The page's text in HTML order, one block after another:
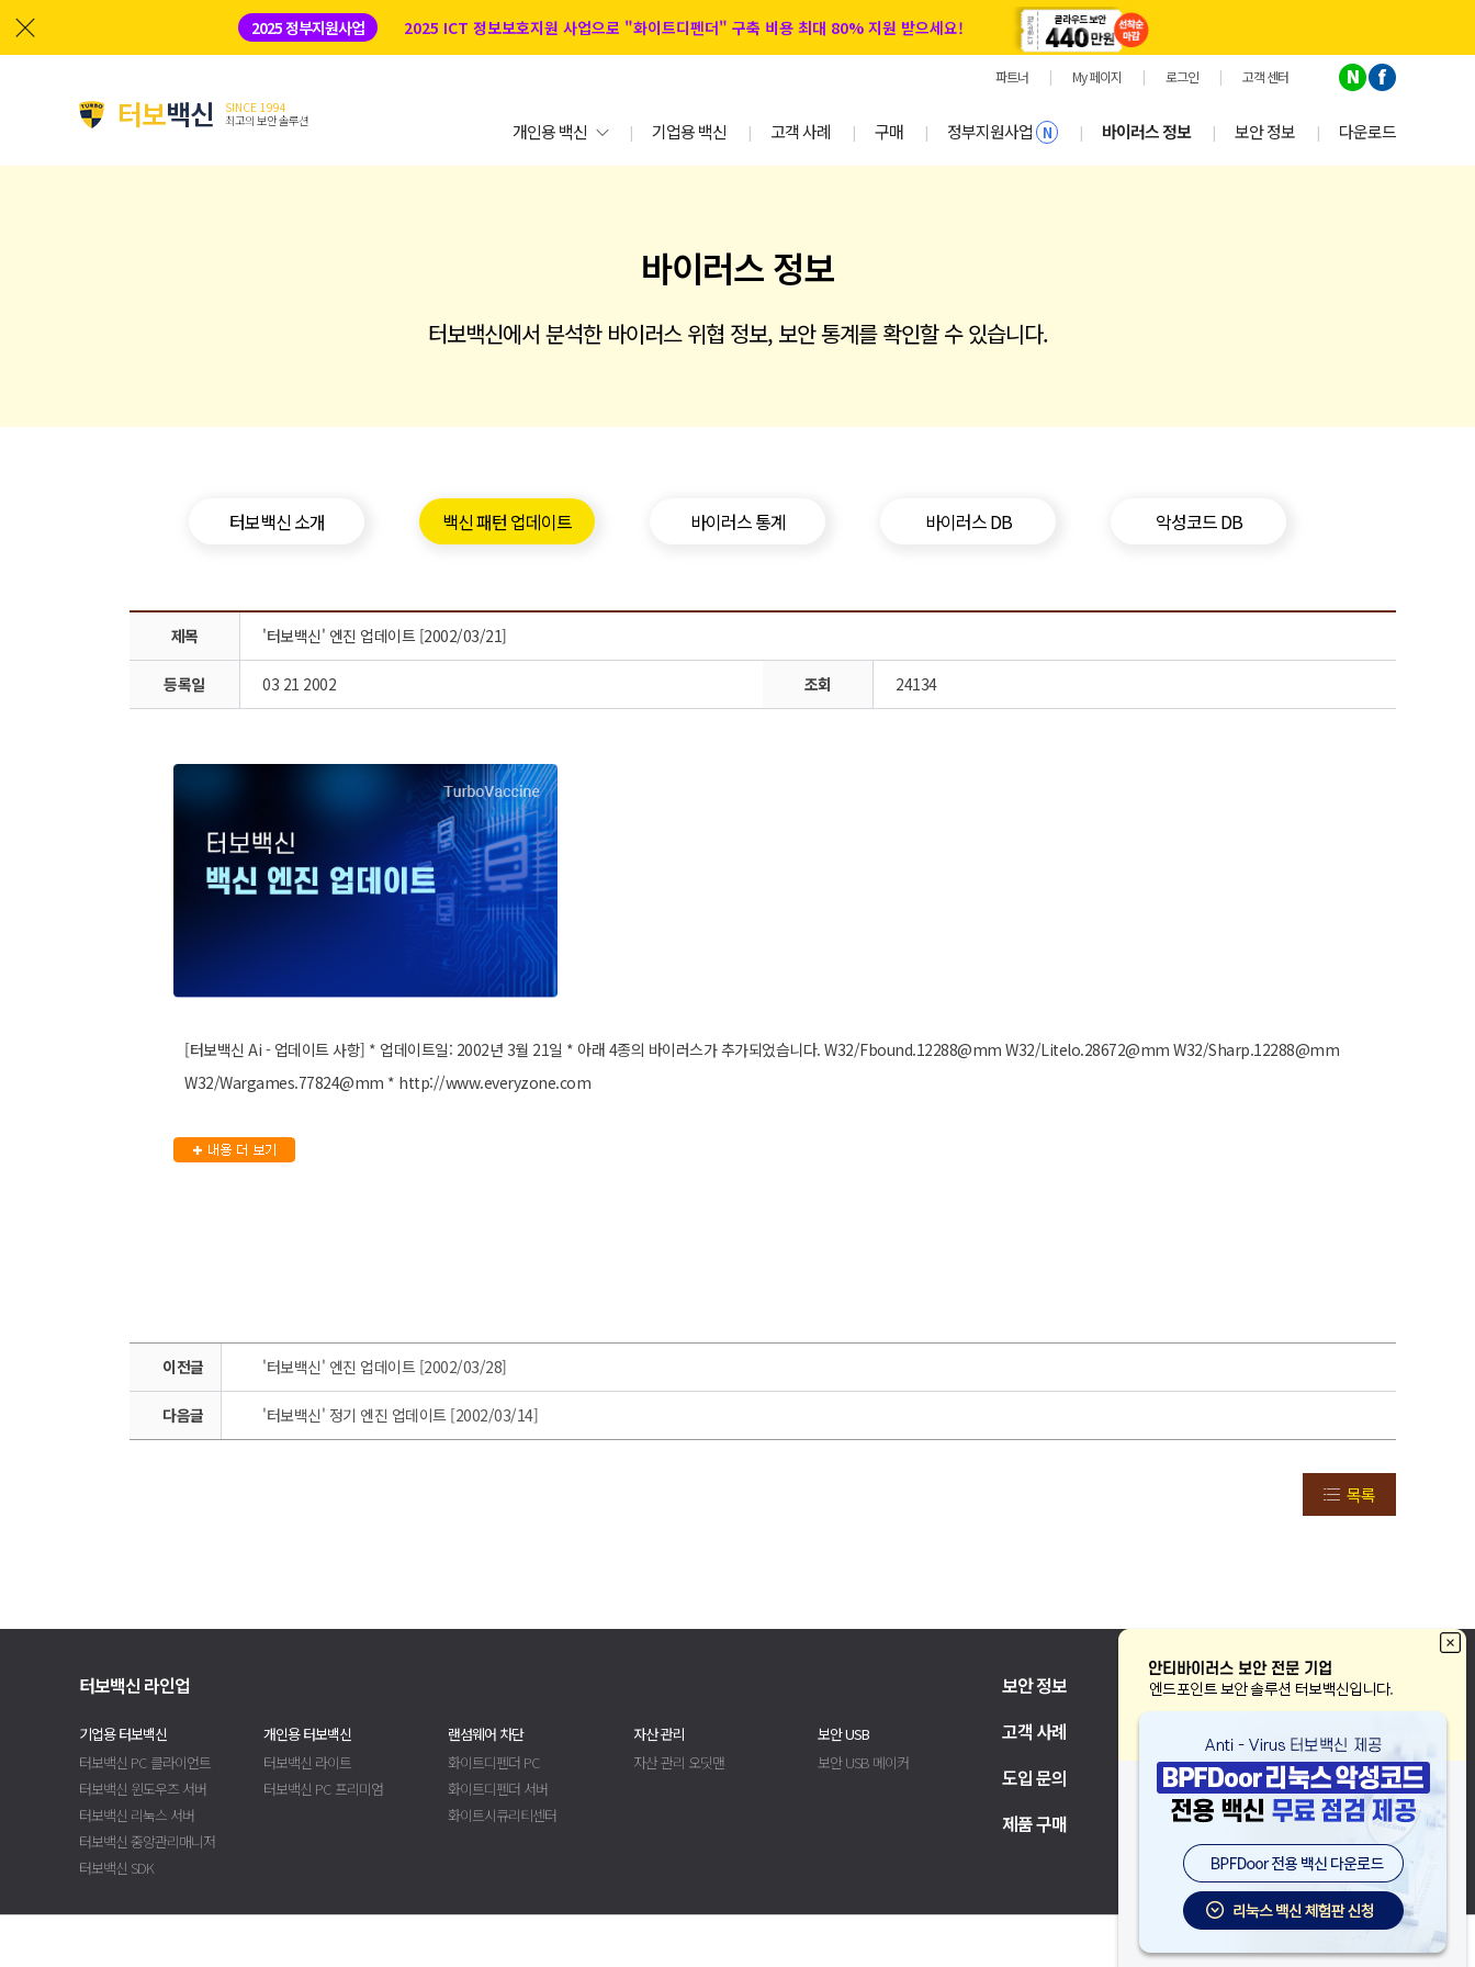
2025 정부지원사업 2025 ICT 정보보호지원 사업으로 "화이트디펜더" 구축 비용 최대 80% 지원 받으세요!
파트너 | My 페이지 | 로그인 | 고객 센터
터보백신
SINCE 1994
최고의 보안 솔루션
개인용 백신 | 기업용 백신 | 고객 사례 | 구매 | 정부지원사업 N | 바이러스 정보 | 보안 정보 | 다운로드
바이러스 정보
터보백신에서 분석한 바이러스 위협 정보, 보안 통계를 확인할 수 있습니다.
터보백신 소개 백신 패턴 업데이트 바이러스 통계 바이러스 DB 악성코드 DB
제목 '터보백신' 엔진 업데이트 [2002/03/21]
등록일 03 21 2002 조회 24134
[터보백신 Ai - 업데이트 사항] * 업데이트일: 2002년 3월 21일 * 아래 4종의 바이러스가 추가되었습니다. W32/Fbound.12288@mm W32/Litelo.28672@mm W32/Sharp.12288@mm
W32/Wargames.77824@mm * http://www.everyzone.com
이전글 '터보백신' 엔진 업데이트 [2002/03/28]
다음글 '터보백신' 정기 엔진 업데이트 [2002/03/14]
목록
터보백신 라인업
기업용 터보백신
터보백신 PC 클라이언트
터보백신 윈도우즈 서버
터보백신 리눅스 서버
터보백신 중앙관리매니저
터보백신 SDK
개인용 터보백신
터보백신 라이트
터보백신 PC 프리미엄
랜섬웨어 차단
화이트디펜더 PC
화이트디펜더 서버
화이트시큐리티센터
자산 관리
자산 관리 오딧맨
보안 USB
보안 USB 메이커
보안 정보
고객 사례
도입 문의
제품 구매
고객 지원